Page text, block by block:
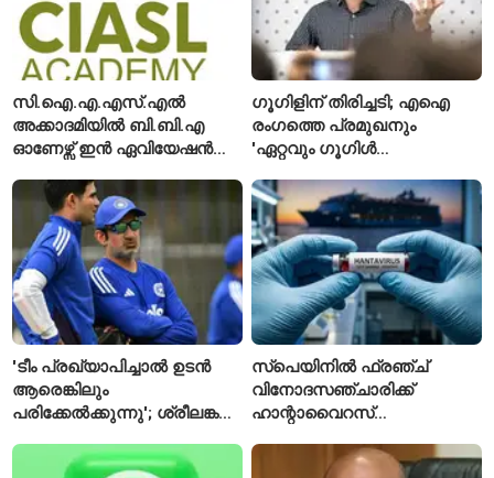
സി.ഐ.എ.എസ്.എൽ
അക്കാദമിയിൽ ബി.ബി.എ
ഓണേഴ്സ് ഇൻ ഏവിയേഷൻ
ഈമാസം 12 വരെ
ഗൂഗിളിന് തിരിച്ചടി; എഐ
രംഗത്തെ പ്രമുഖനും
'ഏറ്റവും ഗൂഗിൾ
വിശേഷിപ്പിക്കപ്പെട്ട
ഗവേഷകൻ രാജിവെച്ചു
'ടീം പ്രഖ്യാപിച്ചാൽ ഉടൻ
ആരെങ്കിലും
പരിക്കേൽക്കുന്നു'; ശ്രീലങ്കൻ
ടീമിനെ കുറിച്ച് മുൻതാരം
സ്പെയിനിൽ ഫ്രഞ്ച്
വിനോദസഞ്ചാരിക്ക്
ഹാന്റാവൈറസ്
ഐസൊലേഷനിൽ